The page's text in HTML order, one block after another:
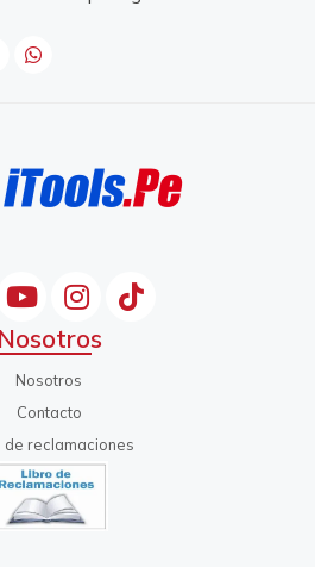
Nosotros
Nosotros
Contacto
de reclamaciones